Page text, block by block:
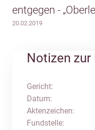
entgegen -
20.02.2019
Notizen zur
Gericht:
Datum:
Aktenzeichen:
Fundstelle: